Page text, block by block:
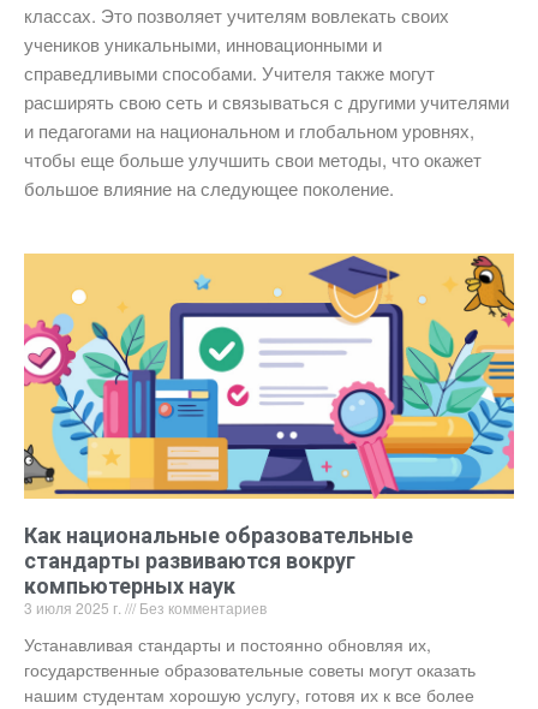
классах. Это позволяет учителям вовлекать своих
учеников уникальными, инновационными и
справедливыми способами. Учителя также могут
расширять свою сеть и связываться с другими учителями
и педагогами на национальном и глобальном уровнях,
чтобы еще больше улучшить свои методы, что окажет
большое влияние на следующее поколение.
Как национальные образовательные
стандарты развиваются вокруг
компьютерных наук
3 июля 2025 г. Без комментариев
Устанавливая стандарты и постоянно обновляя их,
государственные образовательные советы могут оказать
нашим студентам хорошую услугу, готовя их к все более